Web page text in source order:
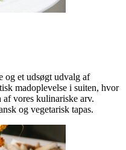
og et udsøgt udvalg af
madoplevelse i suiten, hvor
af vores kulinariske arv.
og vegetarisk tapas.